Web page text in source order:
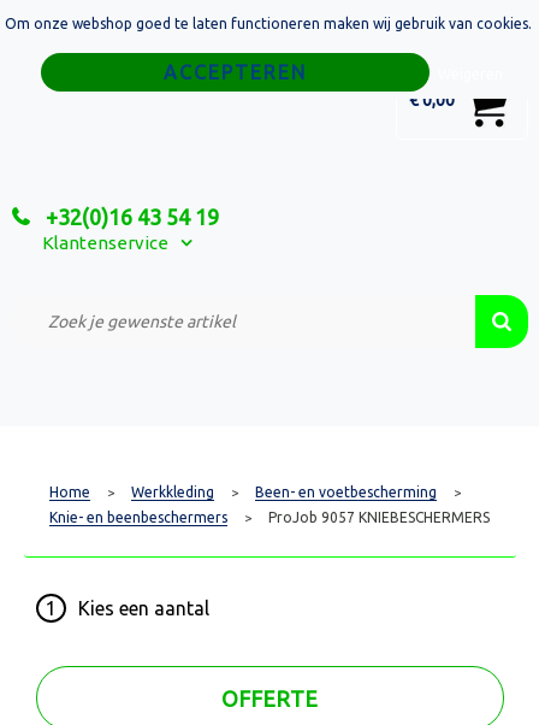
€ 0,00
+32(0)16 43 54 19
Klantenservice
Home
Relatiegeschenken
Custom Made Projecten
Home > Werkkleding > Been- en voetbescherming >
Knie- en beenbeschermers > ProJob 9057 KNIEBESCHERMERS
1 Kies een aantal
OFFERTE
Om onze webshop goed te laten functioneren maken wij gebruik van cookies.